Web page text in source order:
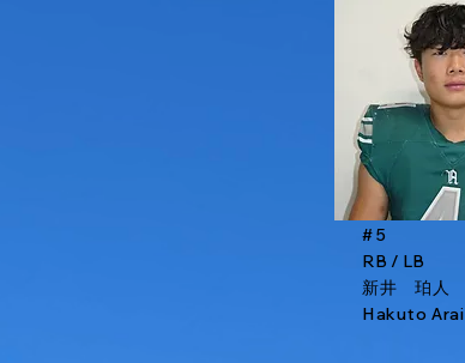
# 5
RB / LB
新井 珀人
Hakuto Arai